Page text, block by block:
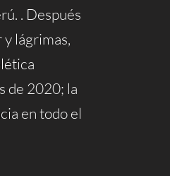
. Después
y lágrimas,
de 2020; la
en todo el